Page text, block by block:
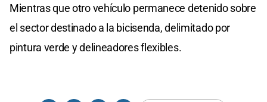
Mientras que otro vehículo permanece detenido sobre
el sector destinado a la bicisenda, delimitado por
pintura verde y delineadores flexibles.